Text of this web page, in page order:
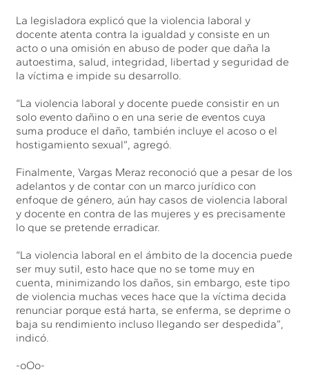
La legisladora explicó que la violencia laboral y
docente atenta contra la igualdad y consiste en un
acto o una omisión en abuso de poder que daña la
autoestima, salud, integridad, libertad y seguridad de
la víctima e impide su desarrollo.
“La violencia laboral y docente puede consistir en un
solo evento dañino o en una serie de eventos cuya
suma produce el daño, también incluye el acoso o el
hostigamiento sexual”, agregó.
Finalmente, Vargas Meraz reconoció que a pesar de los
adelantos y de contar con un marco jurídico con
enfoque de género, aún hay casos de violencia laboral
y docente en contra de las mujeres y es precisamente
lo que se pretende erradicar.
“La violencia laboral en el ámbito de la docencia puede
ser muy sutil, esto hace que no se tome muy en
cuenta, minimizando los daños, sin embargo, este tipo
de violencia muchas veces hace que la víctima decida
renunciar porque está harta, se enferma, se deprime o
baja su rendimiento incluso llegando ser despedida”,
indicó.
-oOo-